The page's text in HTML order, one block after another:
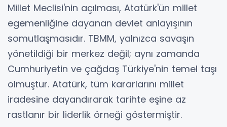
Millet Meclisi'nin açılması, Atatürk'ün millet
egemenliğine dayanan devlet anlayışının
somutlaşmasıdır. TBMM, yalnızca savaşın
yönetildiği bir merkez değil; aynı zamanda
Cumhuriyetin ve çağdaş Türkiye'nin temel taşı
olmuştur. Atatürk, tüm kararlarını millet
iradesine dayandırarak tarihte eşine az
rastlanır bir liderlik örneği göstermiştir.